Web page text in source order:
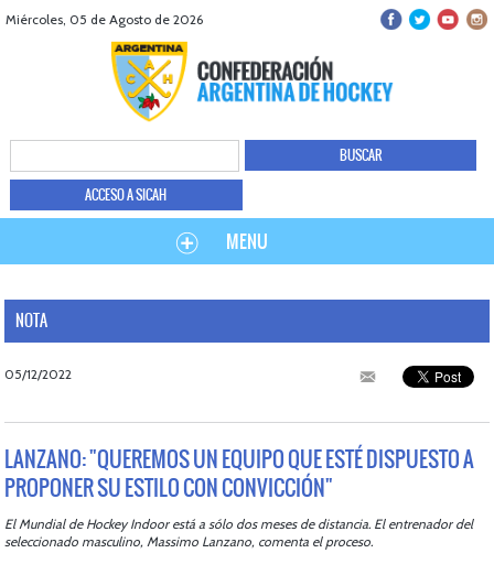
Miércoles, 05 de Agosto de 2026
ACCESO A SICAH
MENU
NOTA
05/12/2022
LANZANO: "QUEREMOS UN EQUIPO QUE ESTÉ DISPUESTO A
PROPONER SU ESTILO CON CONVICCIÓN"
El Mundial de Hockey Indoor está a sólo dos meses de distancia. El entrenador del
seleccionado masculino, Massimo Lanzano, comenta el proceso.